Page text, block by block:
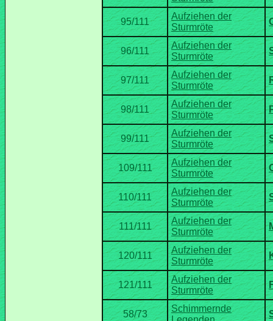
Aufziehen der
Aufziehen der
Aufziehen der
Aufziehen der
Aufziehen der
Aufziehen der
Aufziehen der
Aufziehen der
Aufziehen der
Aufziehen der
Schimmernde